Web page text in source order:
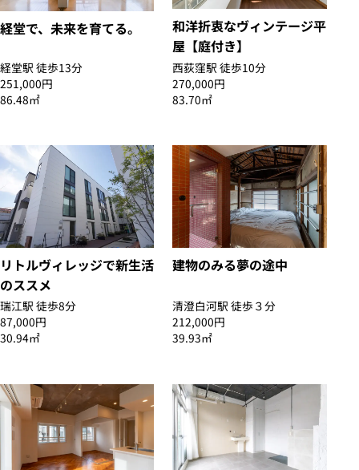
経堂で、未来を育てる。
経堂駅 徒歩13分
251,000円
86.48㎡
和洋折衷なヴィンテージ平
屋【庭付き】
西荻窪駅 徒歩10分
270,000円
83.70㎡
リトルヴィレッジで新生活
のススメ
瑞江駅 徒歩8分
87,000円
30.94㎡
建物のみる夢の途中
清澄白河駅 徒歩３分
212,000円
39.93㎡